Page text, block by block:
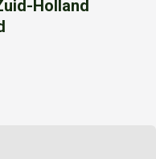
Holland